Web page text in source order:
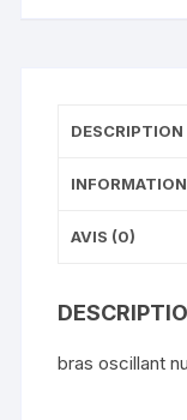
DESCRIPTION
AVIS (0)
bras oscillant